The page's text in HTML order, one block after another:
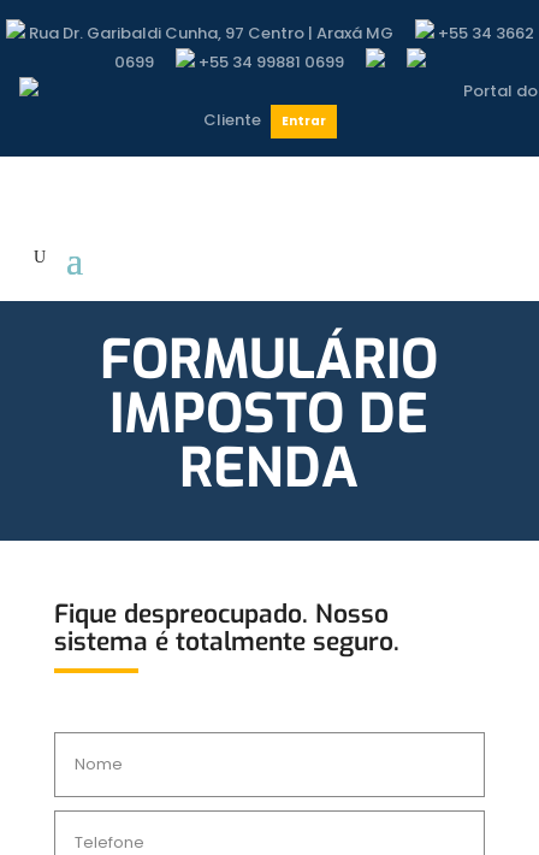
Rua Dr. Garibaldi Cunha, 97 Centro | Araxá MG
+55 34 3662
0699
+55 34 99881 0699
Portal do
Cliente
Entrar
FORMULÁRIO
IMPOSTO DE
RENDA
Fique despreocupado. Nosso
sistema é totalmente seguro.